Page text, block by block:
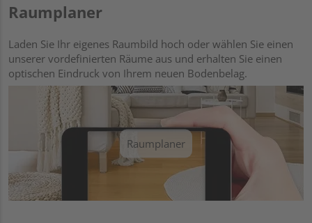
Raumplaner
Laden Sie Ihr eigenes Raumbild hoch oder wählen Sie einen
unserer vordefinierten Räume aus und erhalten Sie einen
optischen Eindruck von Ihrem neuen Bodenbelag.
Raumplaner